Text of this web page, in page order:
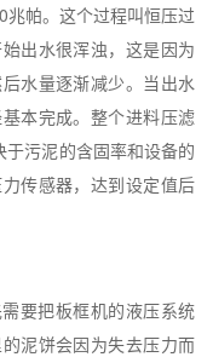
帕。这个过程叫恒压过
出水很浑浊，这是因为
水量逐渐减少。当出水
本完成。整个进料压滤
污泥的含固率和设备的
传感器，达到设定值后
要把板框机的液压系统
泥饼会因为失去压力而